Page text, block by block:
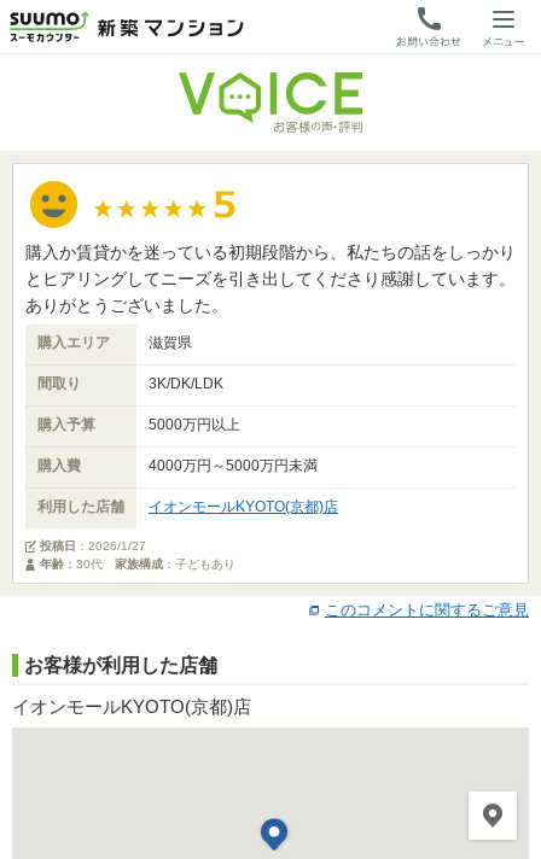
購入か賃貸かを迷っている初期段階から、私たちの話をしっかり
とヒアリングしてニーズを引き出してくださり感謝しています。
ありがとうございました。
購入エリア 滋賀県
間取り 3K/DK/LDK
購入予算 5000万円以上
購入費 4000万円～5000万円未満
利用した店舗 イオンモールKYOTO(京都)店
投稿日 ： 2026/1/27
年齢 ：30代 家族構成 ：子どもあり
このコメントに関するご意見
お客様が利用した店舗
イオンモールKYOTO(京都)店